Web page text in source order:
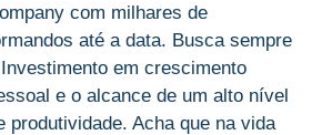
com milhares de
até a data. Busca sempre
em crescimento
e o alcance de um alto nível
produtividade. Acha que na vida